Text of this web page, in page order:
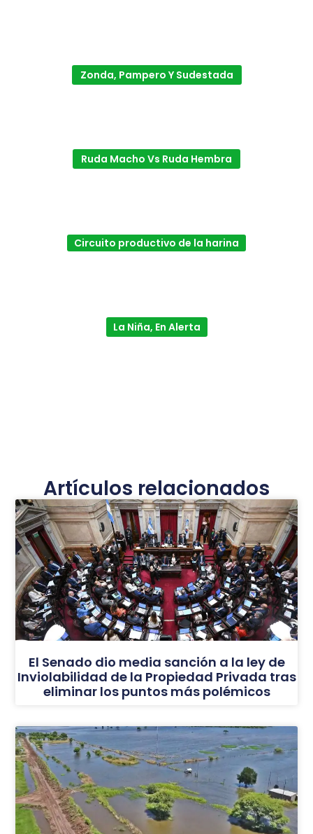
Zonda, Pampero Y Sudestada
Ruda Macho Vs Ruda Hembra
Circuito productivo de la harina
La Niña, En Alerta
Artículos relacionados
El Senado dio media sanción a la ley de
Inviolabilidad de la Propiedad Privada tras
eliminar los puntos más polémicos